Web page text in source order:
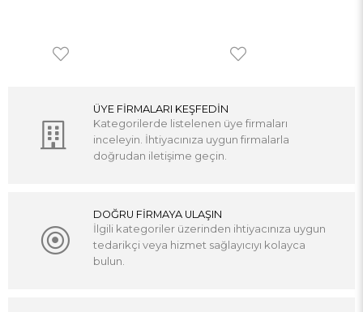
ÜYE FİRMALARI KEŞFEDİN
Kategorilerde listelenen üye firmaları
inceleyin. İhtiyacınıza uygun firmalarla
doğrudan iletişime geçin.
DOĞRU FİRMAYA ULAŞIN
İlgili kategoriler üzerinden ihtiyacınıza uygun
tedarikçi veya hizmet sağlayıcıyı kolayca
bulun.